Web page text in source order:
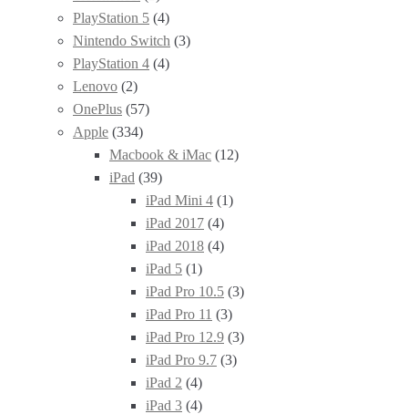
PlayStation 5 (4)
Nintendo Switch (3)
PlayStation 4 (4)
Lenovo (2)
OnePlus (57)
Apple (334)
Macbook & iMac (12)
iPad (39)
iPad Mini 4 (1)
iPad 2017 (4)
iPad 2018 (4)
iPad 5 (1)
iPad Pro 10.5 (3)
iPad Pro 11 (3)
iPad Pro 12.9 (3)
iPad Pro 9.7 (3)
iPad 2 (4)
iPad 3 (4)